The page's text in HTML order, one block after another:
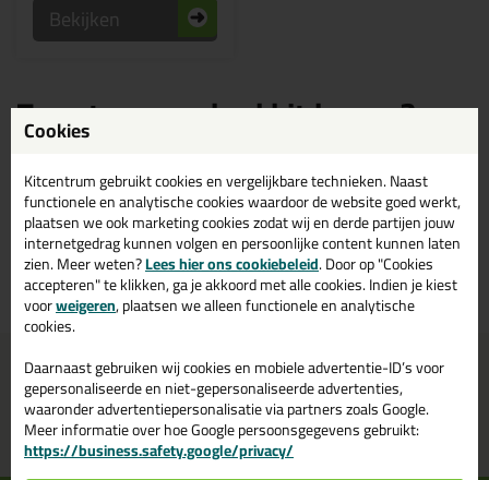
Bekijken
Zwarte zwembad kit kopen?
Bestel zwembad kit in de kleur
zwart bij Kitcentrum.nl
Bestaat zwembad kit ook in de kleur zwart? Op Kitcentrum.nl vind je
een ruim assortiment zwarte zwembad kit in de merken: Otto Chemie.
Bestel je zwembad kit zwart daarom gemakkelijk en snel op
Kitcentrum.nl!
Voor 21:00 uur besteld
morgen in huis
Gratisbezorging inNL & BE
vanaf75,-
Grootste assortiment
uit voorraad leverbaar
PostNL afhaalpunt: kies zelf
wanneer je afhaalt
Cookies
Kitcentrum gebruikt cookies en vergelijkbare technieken. Naast
functionele en analytische cookies waardoor de website goed werkt,
plaatsen we ook marketing cookies zodat wij en derde partijen jouw
internetgedrag kunnen volgen en persoonlijke content kunnen laten
zien. Meer weten?Lees hier ons cookiebeleid. Door op "Cookies
accepteren" te klikken, ga je akkoord met alle cookies. Indien je kiest
voorweigeren, plaatsen we alleen functionele en analytische
cookies.
Daarnaast gebruiken wij cookies en mobiele advertentie-ID’s voor
gepersonaliseerde en niet-gepersonaliseerde advertenties,
waaronder advertentiepersonalisatie via partners zoals Google.
Meer informatie over hoe Google persoonsgegevens gebruikt:
https://business.safety.google/privacy/